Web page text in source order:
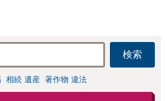
検索
相続 遺産 著作物 違法